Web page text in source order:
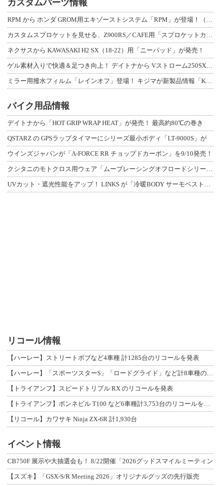
カスタムパーツ情報
ネクサスから KAWASAKI H2 SX（18-22）用「ニーパッド」が発売！
バイク用品情報
デイトナから「HOT GRIP WRAP HEAT」が発売！ 最高約80℃の巻き
QSTARZ の GPSラップタイマーにシリーズ最小ボディ「LT-9000S」が
ウインズジャパンが「A-FORCE RR チョップドカーボン」を9/10発売！
リコール情報
【ハーレー】ストリートボブなど4車種 計1285台のリコールを発表
【トライアンフ】スピードトリプル RX のリコールを発表
【リコール】カワサキ Ninja ZX-6R 計1,930台
イベント情報
CB750F 展示や大抽選会も！ 8/22開催「2026グッドスマイルミーティン
【スズキ】「GSX-S/R Meeting 2026」オリジナルグッズの先行販売